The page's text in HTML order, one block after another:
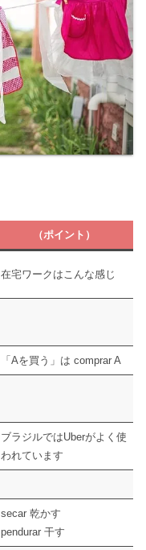
（ポイント）
在宅ワークはこんな感じ
「Aを買う」は comprar A
ブラジルではUberがよく使
われています
secar 乾かす
pendurar 干す